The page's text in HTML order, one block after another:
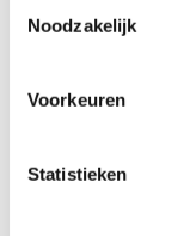
Noodzakelijk
Voorkeuren
Statistieken
S2921354201